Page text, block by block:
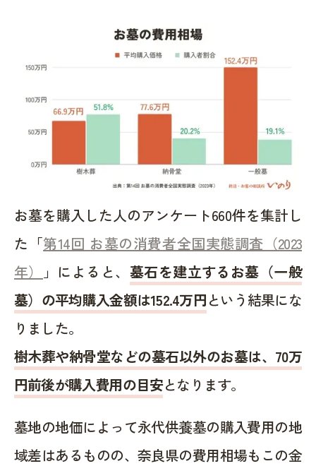
お墓を購入した人のアンケート660件を集計し
た「第14回 お墓の消費者全国実態調査（2023
年）
」によると、 墓石を建立するお墓（一般
墓）の平均購入金額は152.4万円という結果にな
りました。
樹木葬や納骨堂などの墓石以外のお墓は、70万
円前後が購入費用の目安となります。
墓地の地価によって永代供養墓の購入費用の地
域差はあるものの、奈良県の費用相場もこの金